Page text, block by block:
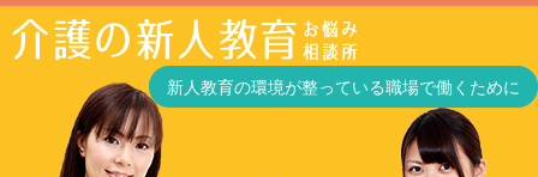
新人教育の環境が整っている職場で働くために